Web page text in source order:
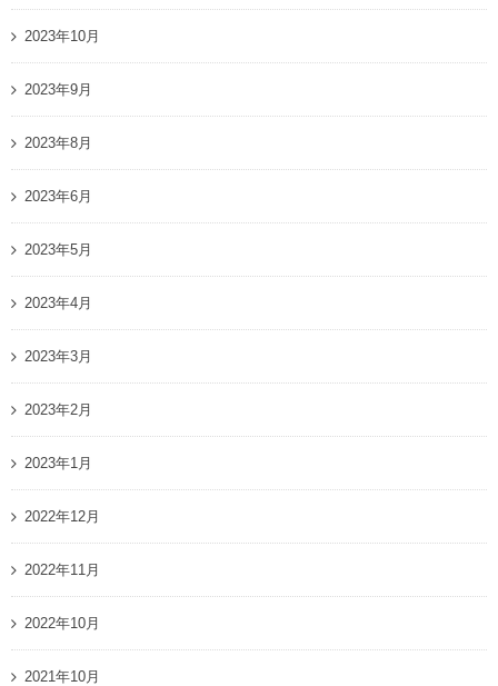
2023年10月
2023年9月
2023年8月
2023年6月
2023年5月
2023年4月
2023年3月
2023年2月
2023年1月
2022年12月
2022年11月
2022年10月
2021年10月